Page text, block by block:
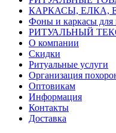
КАРКАСЫ, ЕЛКА,
Фоны и каркасы для
РИТУАЛЬНЫЙ
О компании
Скидки
Ритуальные услуги
Организация
Оптовикам
Информация
Контакты
Доставка